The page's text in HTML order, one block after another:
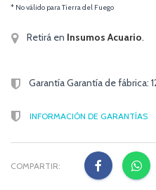
* No válido para Tierra del Fuego
Retirá en Insumos Acuario.
Garantía Garantía de fábrica:
INFORMACIÓN DE GARANTÍAS
COMPARTIR: